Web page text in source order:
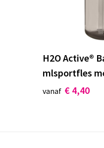
H2O Active®
mlsportfles
vanaf € 4,40